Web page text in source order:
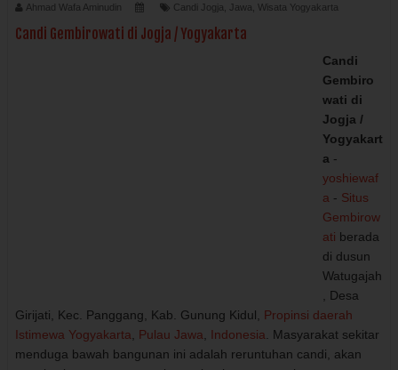
Ahmad Wafa Aminudin Candi Jogja Jawa Wisata Yogyakarta
Candi Gembirowati di Jogja / Yogyakarta
Candi
Gembiro
wati di
Jogja /
Yogyakart
a -
yoshiewaf
a - Situs
Gembirow
ati berada
di dusun
Watugajah
, Desa
Girijati, Kec. Panggang, Kab. Gunung Kidul, Propinsi daerah
Istimewa Yogyakarta, Pulau Jawa, Indonesia. Masyarakat sekitar
menduga bawah bangunan ini adalah reruntuhan candi, akan